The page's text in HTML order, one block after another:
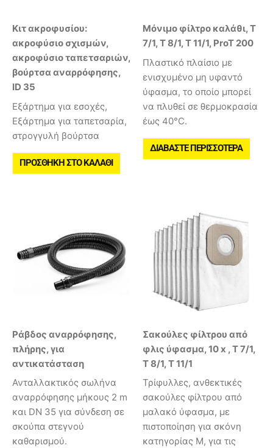
Κιτ ακροφυσίου:
ακροφύσιο σχισμών,
ακροφύσιο ταπετσαριών,
βούρτσα αναρρόφησης,
ID 35
Εξάρτημα για εσοχές,
Εξάρτημα για ταπετσαρία,
στρογγυλή βούρτσα
ΠΡΟΣΘΉΚΗ ΣΤΟ ΚΑΛΆΘΙ
Μόνιμο φίλτρο καλάθι, T
7/1, T 8/1, T 11/1, ProT 200
Πλαστικό πλαίσιο με
ενισχυμένο μη υφαντό
ύφασμα, το οποίο μπορεί
να πλυθεί σε θερμοκρασία
έως 40°C.
ΔΙΑΒΆΣΤΕ ΠΕΡΙΣΣΌΤΕΡΑ
Ράβδος αναρρόφησης,
πλήρης, για
αντικατάσταση
Ανταλλακτικός σωλήνα
αναρρόφησης μήκους 2 m
και DN 35 για σύνδεση σε
σκούπα στεγνού
καθαρισμού.
Σακούλες φίλτρου από
φλις ύφασμα, 10 x , T 7/1,
T 8/1, T 11/1
Τρίφυλλες, ανθεκτικές
σακούλες φίλτρου από
μαλακό ύφασμα, με
πιστοποίηση για σκόνη
κατηγορίας Μ, για τις